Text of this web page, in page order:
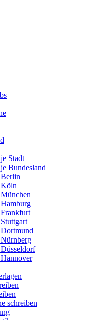
Stadt
Bundesland
Köln
schreiben